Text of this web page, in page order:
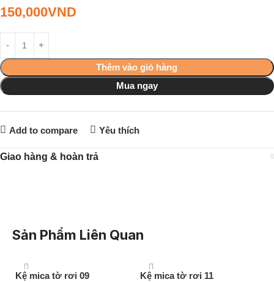
150,000VND
Thêm vào giỏ hàng
Mua ngay
Add to compare Yêu thích
Giao hàng & hoàn trả
Sản Phẩm Liên Quan
Kệ mica tờ rơi 09 Kệ mica tờ rơi 11